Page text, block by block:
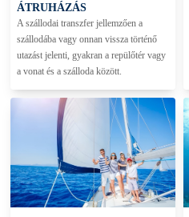
ÁTRUHÁZÁS
A szállodai transzfer jellemzően a
szállodába vagy onnan vissza történő
utazást jelenti, gyakran a repülőtér vagy
a vonat és a szálloda között.